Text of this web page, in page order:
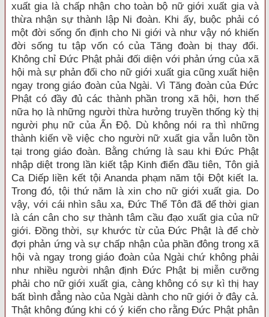
xuất gia là chấp nhận cho toàn bộ nữ giới xuất gia và
thừa nhận sự thành lập Ni đoàn. Khi ấy, buộc phải có
một đời sống ổn định cho Ni giới và như vậy nó khiến
đời sống tu tập vốn có của Tăng đoàn bị thay đổi.
Không chỉ Đức Phật phải đối diện với phản ứng của xã
hội mà sự phản đối cho nữ giới xuất gia cũng xuất hiện
ngay trong giáo đoàn của Ngài. Vì Tăng đoàn của Đức
Phật có đầy đủ các thành phần trong xã hội, hơn thế
nữa họ là những người thừa hưởng truyền thống kỳ thị
người phụ nữ của Ấn Độ. Dù không nói ra thì những
thành kiến về việc cho người nữ xuất gia vẫn luôn tồn
tại trong giáo đoàn. Bằng chứng là sau khi Đức Phật
nhập diệt trong lần kiết tập Kinh điển đầu tiên, Tôn giả
Ca Diếp liền kết tội Ananda phạm năm tội Đột kiết la.
Trong đó, tội thứ năm là xin cho nữ giới xuất gia. Do
vậy, với cái nhìn sâu xa, Đức Thế Tôn đã để thời gian
là cán cân cho sự thành tâm cầu đạo xuất gia của nữ
giới. Đồng thời, sự khước từ của Đức Phật là để chờ
đợi phản ứng và sự chấp nhận của phần đông trong xã
hội và ngay trong giáo đoàn của Ngài chứ không phải
như nhiều người nhận định Đức Phật bị miễn cưỡng
phải cho nữ giới xuất gia, càng không có sự kì thị hay
bất bình đẳng nào của Ngài dành cho nữ giới ở đây cả.
Thật không đúng khi có ý kiến cho rằng Đức Phật phân